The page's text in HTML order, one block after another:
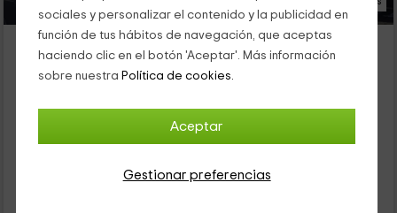
sociales y personalizar el contenido y la publicidad en
función de tus hábitos de navegación, que aceptas
haciendo clic en el botón 'Aceptar'. Más información
sobre nuestra Política de cookies.
Aceptar
Gestionar preferencias
El Hostal del Cubo
Alojamiento ubicado a 1.8km de Las Montañetas
0 opiniones
5 habitaciones